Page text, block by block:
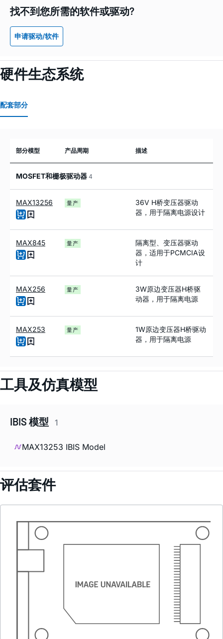
找不到您所需的软件或驱动?
申请驱动/软件
硬件生态系统
配套部分
部分模型 产品周期 描述
MOSFET和栅极驱动器 4
MAX13256 量产
36V H桥变压器驱动
器，用于隔离电源设计
MAX845 量产
隔离型、变压器驱动
器，适用于PCMCIA设
计
MAX256 量产
3W原边变压器H桥驱
动器，用于隔离电源
MAX253 量产
1W原边变压器H桥驱动
器，用于隔离电源
工具及仿真模型
IBIS 模型 1
MAX13253 IBIS Model
评估套件